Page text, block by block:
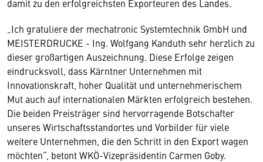
damit zu den erfolgreichsten Exporteuren des Landes.
„Ich gratuliere der mechatronic Systemtechnik GmbH und
MEISTERDRUCKE - Ing. Wolfgang Kanduth sehr herzlich zu
dieser großartigen Auszeichnung. Diese Erfolge zeigen
eindrucksvoll, dass Kärntner Unternehmen mit
Innovationskraft, hoher Qualität und unternehmerischem
Mut auch auf internationalen Märkten erfolgreich bestehen.
Die beiden Preisträger sind hervorragende Botschafter
unseres Wirtschaftsstandortes und Vorbilder für viele
weitere Unternehmen, die den Schritt in den Export wagen
möchten“, betont WKÖ-Vizepräsidentin Carmen Goby.